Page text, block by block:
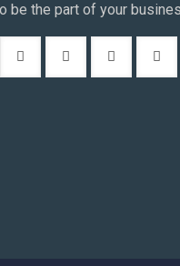
be the part of your